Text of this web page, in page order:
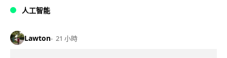
人工智能
Lawton 21 小時